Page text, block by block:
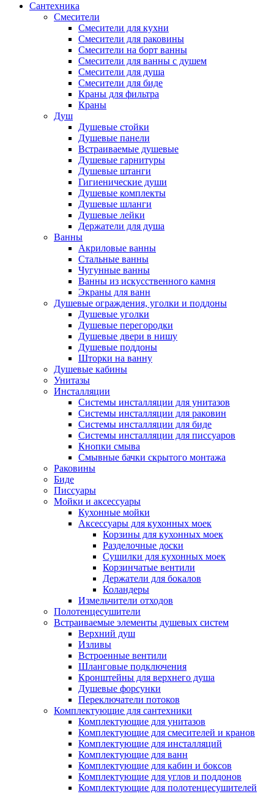
Сантехника
Смесители
Смесители для кухни
Смесители для раковины
Смесители на борт ванны
Смесители для ванны с душем
Смесители для душа
Смесители для биде
Краны для фильтра
Краны
Душ
Душевые стойки
Душевые панели
Встраиваемые душевые
Душевые гарнитуры
Душевые штанги
Гигиенические души
Душевые комплекты
Душевые шланги
Душевые лейки
Держатели для душа
Ванны
Акриловые ванны
Стальные ванны
Чугунные ванны
Ванны из искусственного камня
Экраны для ванн
Душевые ограждения, уголки и поддоны
Душевые уголки
Душевые перегородки
Душевые двери в нишу
Душевые поддоны
Шторки на ванну
Душевые кабины
Унитазы
Инсталляции
Системы инсталляции для унитазов
Системы инсталляции для раковин
Системы инсталляции для биде
Системы инсталляции для писсуаров
Кнопки смыва
Смывные бачки скрытого монтажа
Раковины
Биде
Писсуары
Мойки и аксессуары
Кухонные мойки
Аксессуары для кухонных моек
Корзины для кухонных моек
Разделочные доски
Сушилки для кухонных моек
Корзинчатые вентили
Держатели для бокалов
Коландеры
Измельчители отходов
Полотенцесушители
Встраиваемые элементы душевых систем
Верхний душ
Изливы
Встроенные вентили
Шланговые подключения
Кронштейны для верхнего душа
Душевые форсунки
Переключатели потоков
Комплектующие для сантехники
Комплектующие для унитазов
Комплектующие для смесителей и кранов
Комплектующие для инсталляций
Комплектующие для ванн
Комплектующие для кабин и боксов
Комплектующие для углов и поддонов
Комплектующие для полотенцесушителей